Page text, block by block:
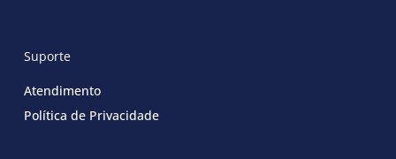
Suporte
Atendimento
Política de Privacidade